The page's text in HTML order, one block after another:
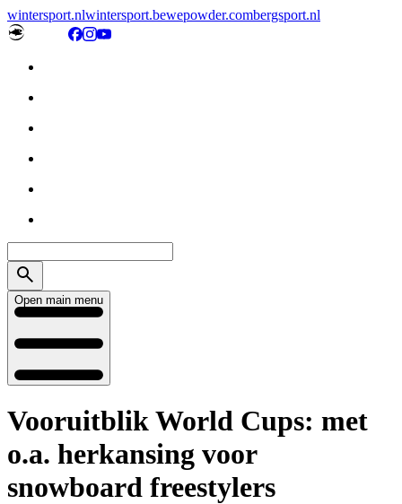
wintersport.nlwintersport.bewepowder.combergsport.nl
Open main menu
Vooruitblik World Cups: met
o.a. herkansing voor
snowboard freestylers